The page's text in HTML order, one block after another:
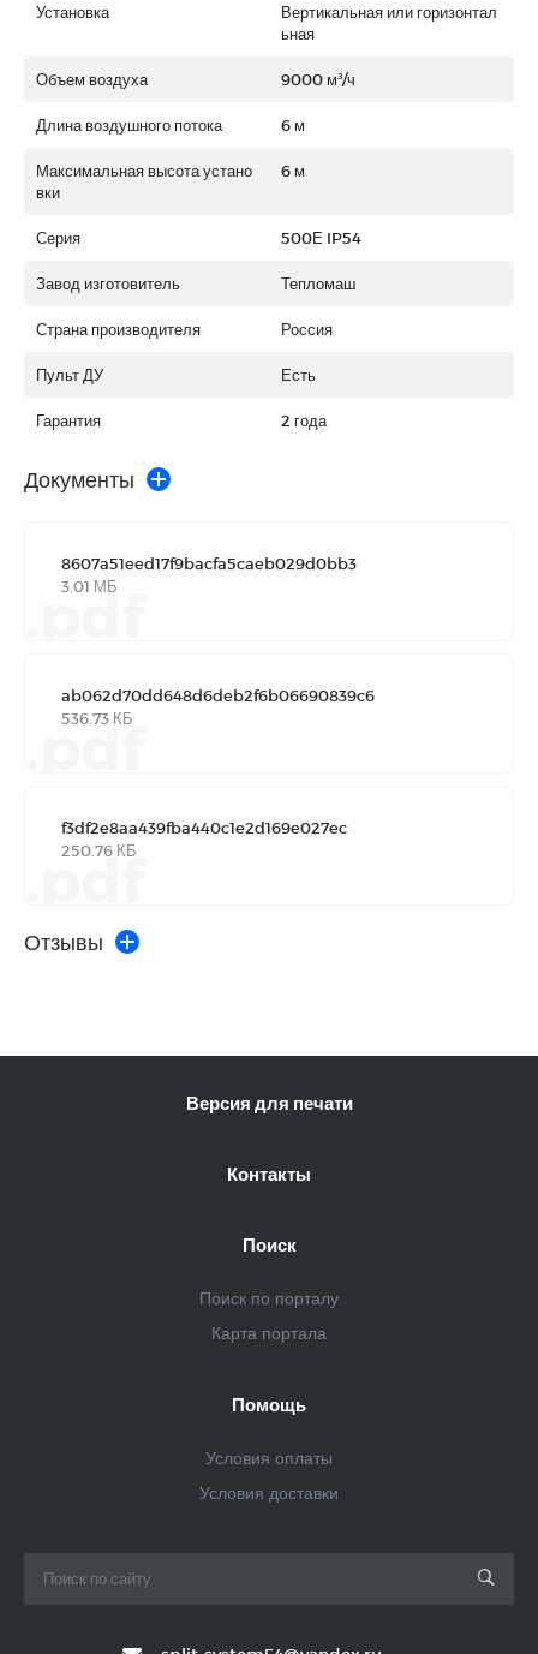
Установка
Вертикальная или горизонтал
ьная
Объем воздуха 9000 м³/ч
Длина воздушного потока 6 м
Максимальная высота устано
вки
6 м
Серия 500Е IP54
Завод изготовитель Тепломаш
Страна производителя Россия
Пульт ДУ Есть
Гарантия 2 года
Документы
8607a51eed17f9bacfa5caeb029d0bb3
3.01 МБ
.pdf
ab062d70dd648d6deb2f6b06690839c6
536.73 КБ
.pdf
f3df2e8aa439fba440c1e2d169e027ec
250.76 КБ
.pdf
Отзывы
Версия для печати
Контакты
Поиск
Поиск по порталу
Карта портала
Помощь
Условия оплаты
Условия доставки